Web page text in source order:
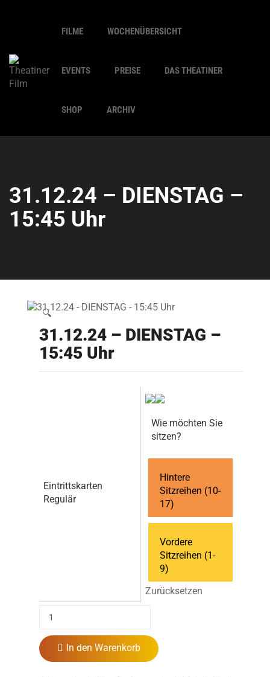
FILME WOCHENÜBERSICHT
EVENTS PREISE DAS THEATINER
SHOP ARCHIV
31.12.24 – DIENSTAG –
15:45 Uhr
🔍
31.12.24 – DIENSTAG –
15:45 Uhr
Eintrittskarten
Regulär
Wie möchten Sie
sitzen?
Hintere
Sitzreihen (10-
17)
Vordere
Sitzreihen (1-
9)
Zurücksetzen
In den Warenkorb